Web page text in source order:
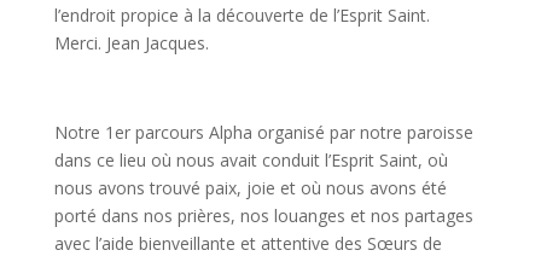
l’endroit propice à la découverte de l’Esprit Saint.
Merci. Jean Jacques.
Notre 1er parcours Alpha organisé par notre paroisse
dans ce lieu où nous avait conduit l’Esprit Saint, où
nous avons trouvé paix, joie et où nous avons été
porté dans nos prières, nos louanges et nos partages
avec l’aide bienveillante et attentive des Sœurs de